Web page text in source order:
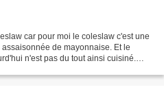
car pour moi le coleslaw c'est une
de mayonnaise. Et le
n'est pas du tout ainsi cuisiné.